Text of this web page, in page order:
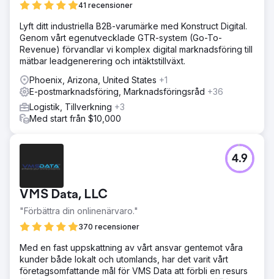
41 recensioner
Lyft ditt industriella B2B-varumärke med Konstruct Digital.
Genom vårt egenutvecklade GTR-system (Go-To-
Revenue) förvandlar vi komplex digital marknadsföring till
mätbar leadgenerering och intäktstillväxt.
Phoenix, Arizona, United States +1
E-postmarknadsföring, Marknadsföringsråd +36
Logistik, Tillverkning +3
Med start från $10,000
VMS Data, LLC
"Förbättra din onlinenärvaro."
370 recensioner
4.9
Med en fast uppskattning av vårt ansvar gentemot våra
kunder både lokalt och utomlands, har det varit vårt
företagsomfattande mål för VMS Data att förbli en resurs